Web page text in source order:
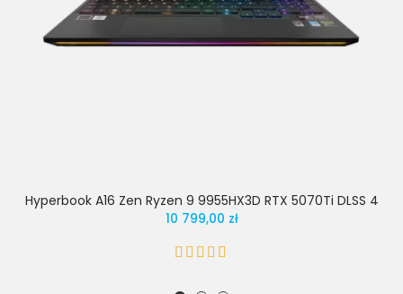
Hyperbook A16 Zen Ryzen 9 9955HX3D RTX 5070Ti DLSS 4
10 799,00 zł